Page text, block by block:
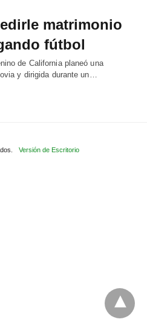
matrimonio
fútbol
de California planeó una
y dirigida durante un…
Versión de Escritorio